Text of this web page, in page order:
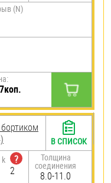
(N)
k
?
2
Толщина
соединения
8.0-11.0
В СПИСОК